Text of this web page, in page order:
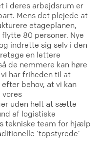
i deres arbejdsrum er
Mens det plejede at
etageplanen,
80 personer. Nye
indrette sig selv i den
en lettere
de nemmere kan høre
har friheden til at
behov, at vi kan
vores
uden helt at sætte
af logistiske
tekniske team for hjælp
‘topstyrede’